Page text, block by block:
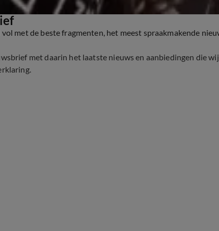
met de beste fragmenten, het meest spraakmakende
met daarin het laatste nieuws en aanbiedingen die
.